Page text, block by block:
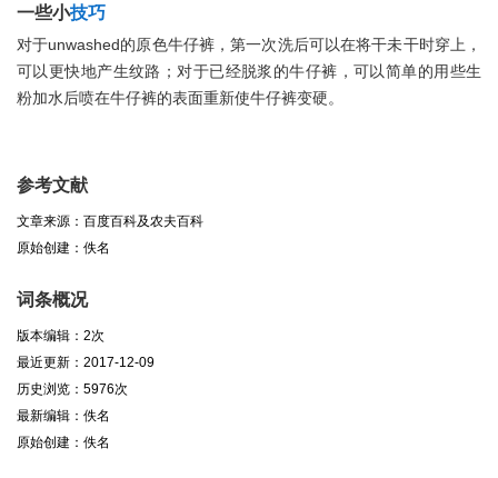
一些小技巧
对于unwashed的原色牛仔裤，第一次洗后可以在将干未干时穿上，
可以更快地产生纹路；对于已经脱浆的牛仔裤，可以简单的用些生
粉加水后喷在牛仔裤的表面重新使牛仔裤变硬。
参考文献
文章来源：百度百科及农夫百科
原始创建：佚名
词条概况
版本编辑：2次
最近更新：2017-12-09
历史浏览：5976次
最新编辑：佚名
原始创建：佚名